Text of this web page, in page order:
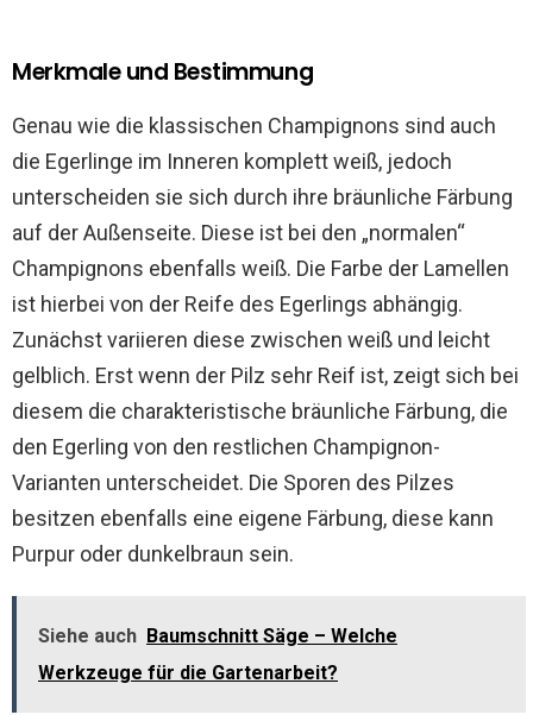
Merkmale und Bestimmung
Genau wie die klassischen Champignons sind auch
die Egerlinge im Inneren komplett weiß, jedoch
unterscheiden sie sich durch ihre bräunliche Färbung
auf der Außenseite. Diese ist bei den „normalen“
Champignons ebenfalls weiß. Die Farbe der Lamellen
ist hierbei von der Reife des Egerlings abhängig.
Zunächst variieren diese zwischen weiß und leicht
gelblich. Erst wenn der Pilz sehr Reif ist, zeigt sich bei
diesem die charakteristische bräunliche Färbung, die
den Egerling von den restlichen Champignon-
Varianten unterscheidet. Die Sporen des Pilzes
besitzen ebenfalls eine eigene Färbung, diese kann
Purpur oder dunkelbraun sein.
Siehe auch Baumschnitt Säge – Welche
Werkzeuge für die Gartenarbeit?